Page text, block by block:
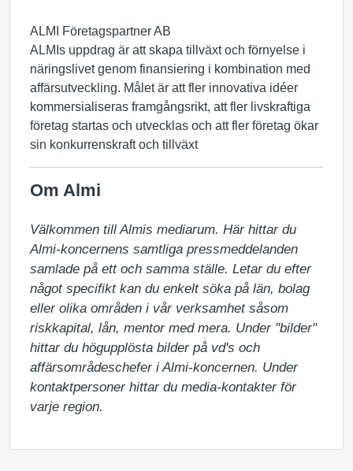
ALMI Företagspartner AB
ALMIs uppdrag är att skapa tillväxt och förnyelse i
näringslivet genom finansiering i kombination med
affärsutveckling. Målet är att fler innovativa idéer
kommersialiseras framgångsrikt, att fler livskraftiga
företag startas och utvecklas och att fler företag ökar
sin konkurrenskraft och tillväxt
Om Almi
Välkommen till Almis mediarum. Här hittar du
Almi-koncernens samtliga pressmeddelanden
samlade på ett och samma ställe. Letar du efter
något specifikt kan du enkelt söka på län, bolag
eller olika områden i vår verksamhet såsom
riskkapital, lån, mentor med mera. Under "bilder"
hittar du högupplösta bilder på vd's och
affärsområdeschefer i Almi-koncernen. Under
kontaktpersoner hittar du media-kontakter för
varje region.